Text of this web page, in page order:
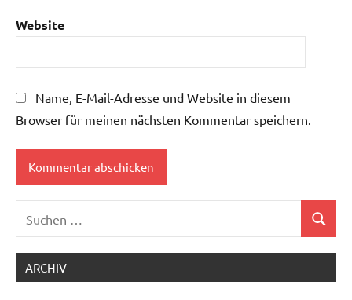
Website
Name, E-Mail-Adresse und Website in diesem
Browser für meinen nächsten Kommentar speichern.
nach:
Suchen
ARCHIV